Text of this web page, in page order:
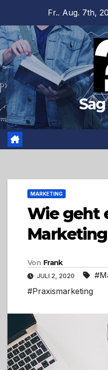
springen
Fr.. Aug. 7th,
MARKETING
Wie geht
Von Frank
JULI 2, 2020
#Praxismarketing